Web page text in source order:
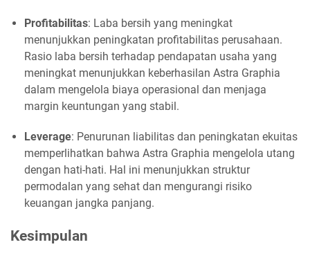
Profitabilitas: Laba bersih yang meningkat
menunjukkan peningkatan profitabilitas perusahaan.
Rasio laba bersih terhadap pendapatan usaha yang
meningkat menunjukkan keberhasilan Astra Graphia
dalam mengelola biaya operasional dan menjaga
margin keuntungan yang stabil.
Leverage: Penurunan liabilitas dan peningkatan ekuitas
memperlihatkan bahwa Astra Graphia mengelola utang
dengan hati-hati. Hal ini menunjukkan struktur
permodalan yang sehat dan mengurangi risiko
keuangan jangka panjang.
Kesimpulan